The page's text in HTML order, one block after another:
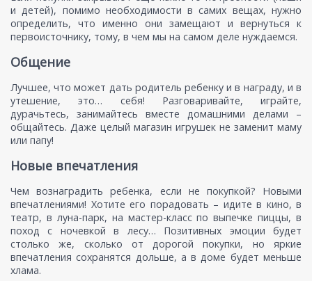
и детей), помимо необходимости в самих вещах, нужно
определить, что именно они замещают и вернуться к
первоисточнику, тому, в чем мы на самом деле нуждаемся.
Общение
Лучшее, что может дать родитель ребенку и в награду, и в
утешение, это… себя! Разговаривайте, играйте,
дурачьтесь, занимайтесь вместе домашними делами –
общайтесь. Даже целый магазин игрушек не заменит маму
или папу!
Новые впечатления
Чем вознаградить ребенка, если не покупкой? Новыми
впечатлениями! Хотите его порадовать – идите в кино, в
театр, в луна-парк, на мастер-класс по выпечке пиццы, в
поход с ночевкой в лесу… Позитивных эмоции будет
столько же, сколько от дорогой покупки, но яркие
впечатления сохранятся дольше, а в доме будет меньше
хлама.